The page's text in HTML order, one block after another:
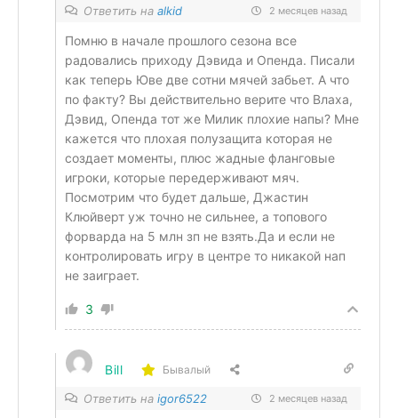
Ответить на alkid 2 месяцев назад
Помню в начале прошлого сезона все
радовались приходу Дэвида и Опенда. Писали
как теперь Юве две сотни мячей забьет. А что
по факту? Вы действительно верите что Влаха,
Дэвид, Опенда тот же Милик плохие напы? Мне
кажется что плохая полузащита которая не
создает моменты, плюс жадные фланговые
игроки, которые передерживают мяч.
Посмотрим что будет дальше, Джастин
Клюйверт уж точно не сильнее, а топового
форварда на 5 млн зп не взять.Да и если не
контролировать игру в центре то никакой нап
не заиграет.
3
Bill Бывалый
Ответить на igor6522 2 месяцев назад